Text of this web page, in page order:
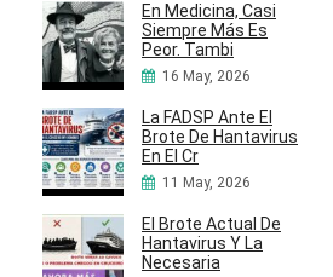
En Medicina, Casi
Siempre Más Es
Peor. Tambi
16 May, 2026
La FADSP Ante El
Brote De Hantavirus
En El Cr
11 May, 2026
El Brote Actual De
Hantavirus Y La
Necesaria